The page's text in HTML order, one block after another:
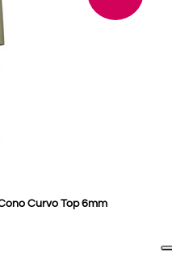
Curvo Top 6mm